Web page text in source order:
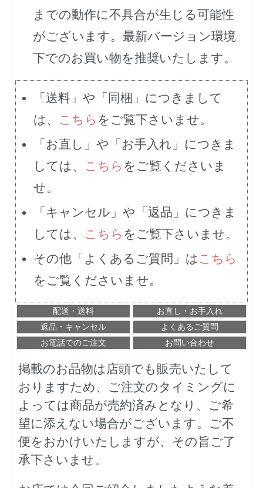
までの動作に不具合が生じる可能性
がございます。最新バージョン環境
下でのお買い物を推奨いたします。
「送料」や「同梱」につきまして
は、 こちら をご覧下さいませ。
「お直し」や「お手入れ」につきま
しては、 こちら をご覧くださいま
せ。
「キャンセル」や「返品」につきま
しては、 こちら をご覧下さいませ。
その他「よくあるご質問」は こちら
をご覧くださいませ。
配送・送料
お直し・お手入れ
返品・キャンセル
よくあるご質問
お電話でのご注文
お問い合わせ
掲載のお品物は店頭でも販売いたして
おりますため、ご注文のタイミングに
よっては商品が売約済みとなり、ご希
望に添えない場合がございます。ご不
便をおかけいたしますが、その旨ご了
承下さいませ。